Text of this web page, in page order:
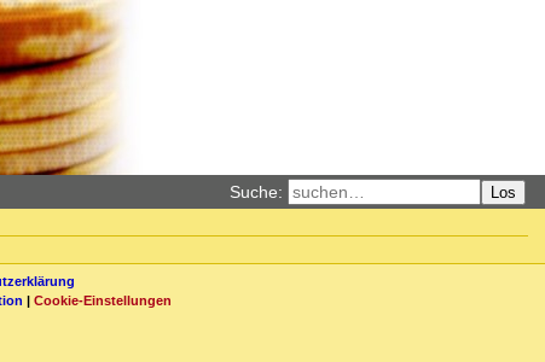
Suche: Los
| Cookie-Einstellungen